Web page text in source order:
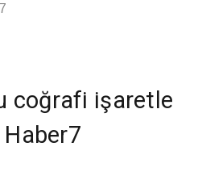
coğrafi işaretle